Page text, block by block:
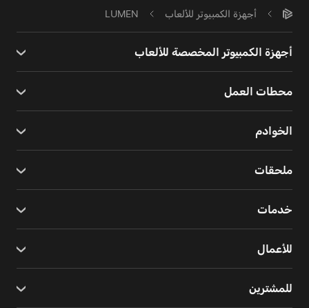
أجهزة الكمبيوتر للألعاب LUMEN
أجهزة الكمبيوتر المخصصة للألعاب
محطات العمل
الخوادم
ملحقات
خدمات
للأعمال
للمشترين